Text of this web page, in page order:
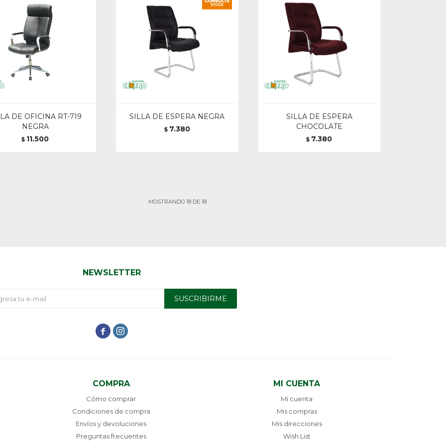
DE OFICINA RT-719
NEGRA
$ 11.500
SILLA DE ESPERA NEGRA
$ 7.380
SILLA DE ESPERA
CHOCOLATE
$ 7.380
MOSTRANDO 18DE 18
COMPRA
Cómo comprar
Condiciones de compra
Envíos y devoluciones
Preguntas frecuentes
MI CUENTA
Mi cuenta
Mis compras
Mis direcciones
Wish List
NEWSLETTER
SUSCRIBIRME
 